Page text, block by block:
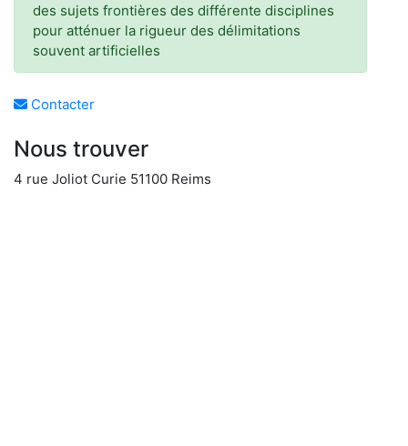
des sujets frontières des différente disciplines
pour atténuer la rigueur des délimitations
souvent artificielles
Contacter
Nous trouver
4 rue Joliot Curie 51100 Reims